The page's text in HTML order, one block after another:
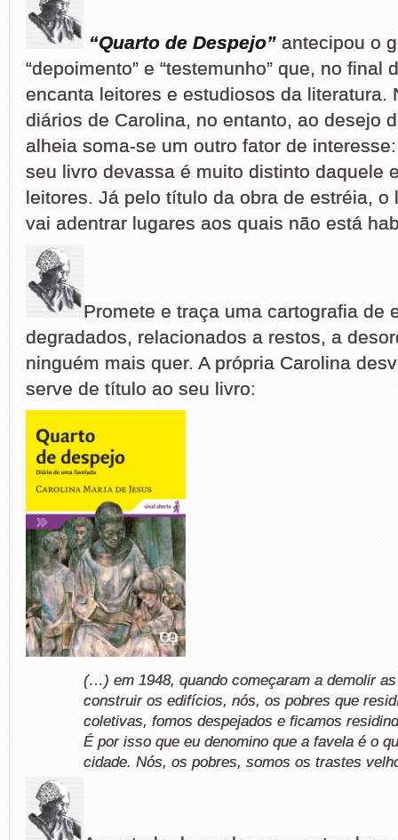
“Quarto de Despejo” antecipou o
“depoimento” e “testemunho” que, no final
encanta leitores e estudiosos da literatura.
diários de Carolina, no entanto, ao desejo
alheia soma-se um outro fator de
seu livro devassa é muito distinto daquele
leitores. Já pelo título da obra de estréia, o
vai adentrar lugares aos quais não está
Promete e traça uma cartografia de
degradados, relacionados a restos, a
ninguém mais quer. A própria Carolina
serve de título ao seu livro:
(…) em 1948, quando começaram a demolir
construir os edifícios, nós, os pobres que
coletivas, fomos despejados e ficamos
É por isso que eu denomino que a favela é o
cidade. Nós, os pobres, somos os trastes